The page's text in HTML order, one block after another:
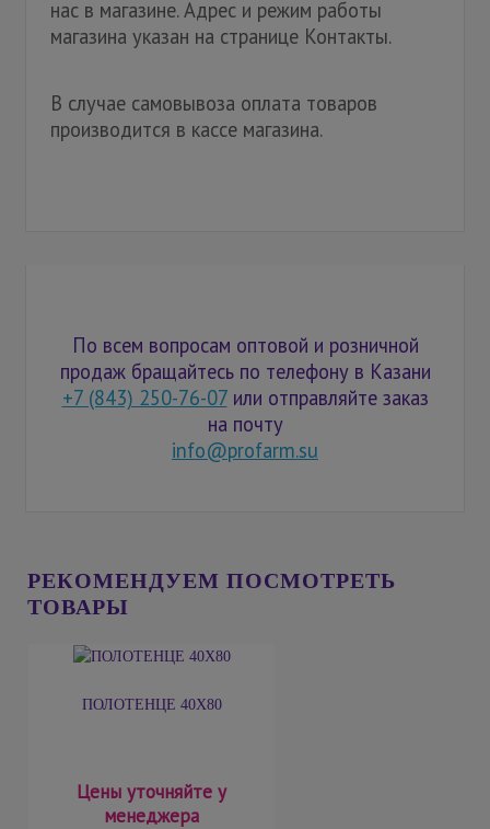
нас в магазине. Адрес и режим работы
магазина указан на странице Контакты.
В случае самовывоза оплата товаров
производится в кассе магазина.
По всем вопросам оптовой и розничной
продаж бращайтесь по телефону в Казани
+7 (843) 250-76-07или отправляйте заказ
на почту
info@profarm.su
РЕКОМЕНДУЕМ ПОСМОТРЕТЬ
ТОВАРЫ
ПОЛОТЕНЦЕ 40Х80
Цены уточняйте у
менеджера